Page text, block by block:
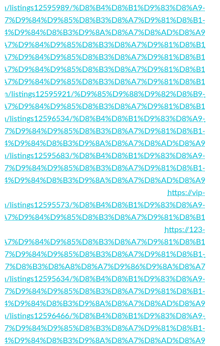
listings12595989/%D8%B4%D8%B1%D9%83%D8%A9-
listings12595921/%D9%85%D9%88%D9%82%D8%B9-
listings12596534/%D8%B4%D8%B1%D9%83%D8%A9-
listings12595683/%D8%B4%D8%B1%D9%83%D8%A9-
https://vip-
listings12595573/%D8%B4%D8%B1%D9%83%D8%A9-
https://123-
listings12595634/%D8%B4%D8%B1%D9%83%D8%A9-
listings12596466/%D8%B4%D8%B1%D9%83%D8%A9-